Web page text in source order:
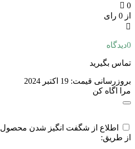
0
از 0 رای
0دیدگاه
تماس بگیرید
بروزرسانی قیمت: 19 اکتبر 2024
مرا اگاه کن
اطلاع از شگفت انگیز شدن محصول
از طریق: